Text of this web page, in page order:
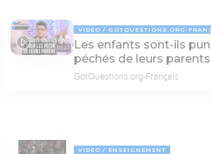
03:22
VIDÉO GOTQUESTIONS.ORG-
Les enfants sont-ils
péchés de leurs
GotQuestions.org-Français
VIDÉO ENSEIGNEMENT